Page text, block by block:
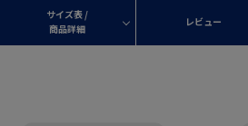
サイズ表 /
商品詳細
レビュー